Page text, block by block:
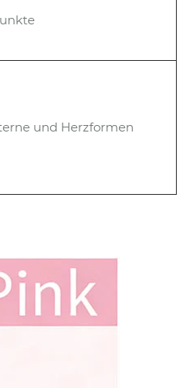
und Herzformen